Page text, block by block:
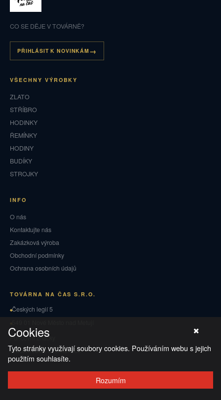
CO SE DĚJE V TOVÁRNĚ?
PŘIHLÁSIT K NOVINKÁM
VŠECHNY VÝROBKY
ZLATO
STŘÍBRO
HODINKY
ŘEMÍNKY
HODINY
BUDÍKY
STROJKY
INFO
O nás
Kontaktujte nás
Zakázková výroba
Obchodní podmínky
Ochrana osobních údajů
TOVÁRNA NA ČAS S.R.O.
Českých legií 5
Puncovní značky
Vrácení zboží a reklamace
Ochrana osobních údajů
Cookies
Tyto stránky využívají soubory cookies. Používáním webu s jejich
použitím souhlasíte.
Rozumím